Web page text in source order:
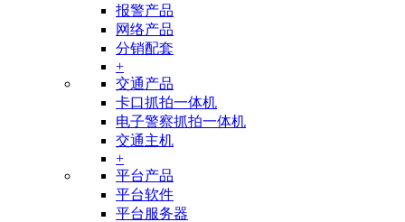
报警产品
网络产品
分销配套
+
交通产品
卡口抓拍一体机
电子警察抓拍一体机
交通主机
+
平台产品
平台软件
平台服务器